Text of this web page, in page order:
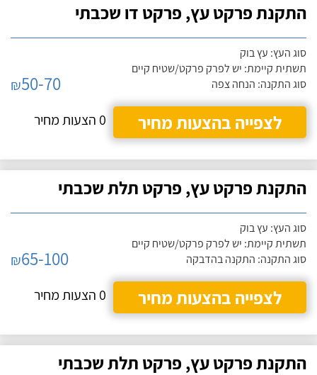
התקנת פרקט עץ, פרקט דו שכבתי
סוג העץ: עץ בוק
תשתית קיימת: יש לפרק פרקט/שטיח קיים
סוג התקנה: הנחה צפה
₪50-70
לצפייה בהצעות מחיר
0 הצעות מחיר
התקנת פרקט עץ, פרקט תלת שכבתי
סוג העץ: עץ בוק
תשתית קיימת: יש לפרק פרקט/שטיח קיים
סוג התקנה: התקנה בהדבקה
₪65-100
לצפייה בהצעות מחיר
0 הצעות מחיר
התקנת פרקט עץ, פרקט תלת שכבתי